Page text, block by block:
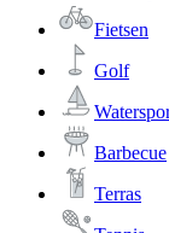
Fietsen
Golf
Barbecue
Terras